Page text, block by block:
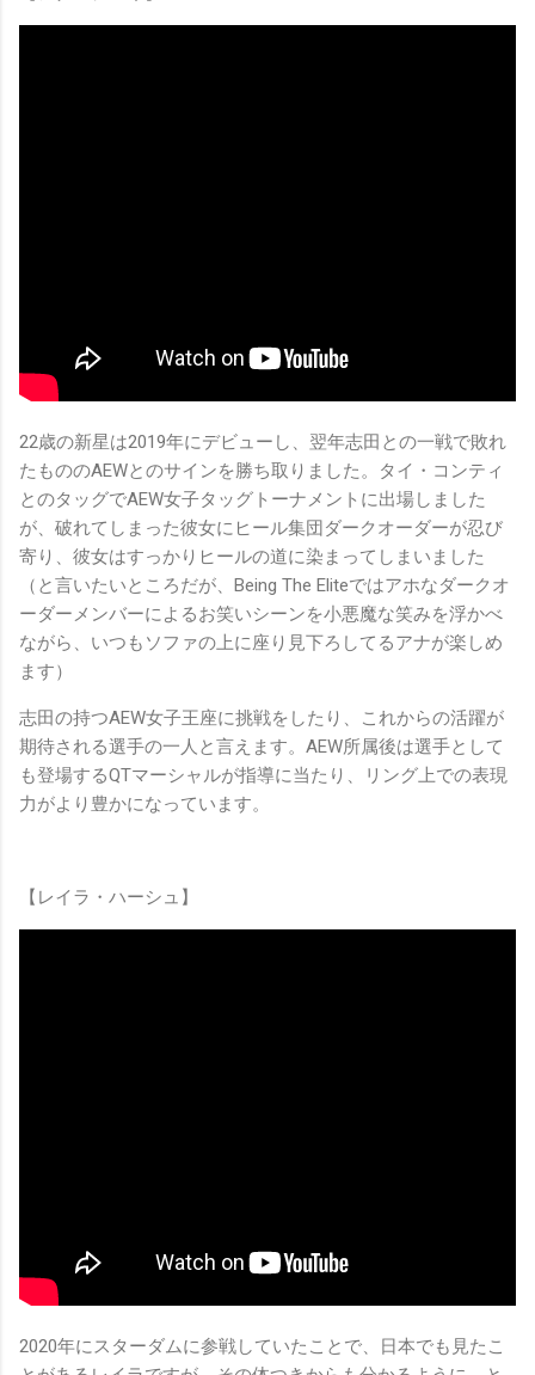
22歳の新星は2019年にデビューし、翌年志田との一戦で敗れ
たもののAEWとのサインを勝ち取りました。タイ・コンティ
とのタッグでAEW女子タッグトーナメントに出場しました
が、破れてしまった彼女にヒール集団ダークオーダーが忍び
寄り、彼女はすっかりヒールの道に染まってしまいました
（と言いたいところだが、Being The Eliteではアホなダークオ
ーダーメンバーによるお笑いシーンを小悪魔な笑みを浮かべ
ながら、いつもソファの上に座り見下ろしてるアナが楽しめ
ます）
志田の持つAEW女子王座に挑戦をしたり、これからの活躍が
期待される選手の一人と言えます。AEW所属後は選手として
も登場するQTマーシャルが指導に当たり、リング上での表現
力がより豊かになっています。
【レイラ・ハーシュ】
2020年にスターダムに参戦していたことで、日本でも見たこ